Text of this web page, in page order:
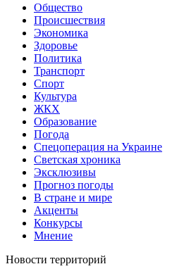
Общество
Происшествия
Экономика
Здоровье
Политика
Транспорт
Спорт
Культура
ЖКХ
Образование
Погода
Спецоперация на Украине
Светская хроника
Эксклюзивы
Прогноз погоды
В стране и мире
Акценты
Конкурсы
Мнение
Новости территорий